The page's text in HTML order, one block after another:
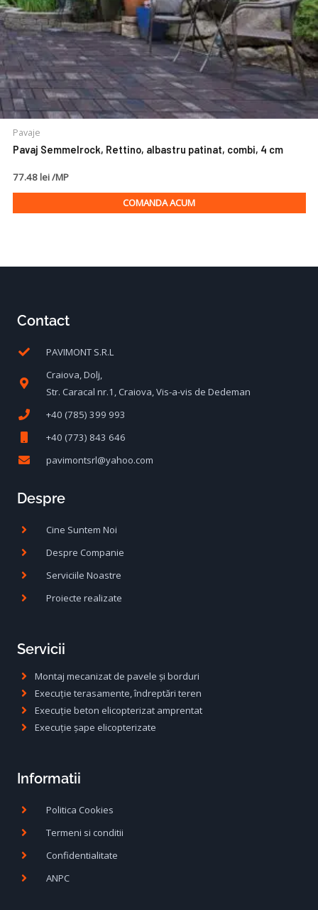
Pavaje
Pavaj Semmelrock, Rettino, albastru patinat, combi, 4 cm
77.48 lei /MP
COMANDA ACUM
Contact
PAVIMONT S.R.L
Craiova, Dolj,
Str. Caracal nr.1, Craiova, Vis-a-vis de Dedeman
+40 (785) 399 993
+40 (773) 843 646
pavimontsrl@yahoo.com
Despre
Cine Suntem Noi
Despre Companie
Serviciile Noastre
Proiecte realizate
Servicii
Montaj mecanizat de pavele și borduri
Execuție terasamente, îndreptări teren
Execuție beton elicopterizat amprentat
Execuție șape elicopterizate
Informatii
Politica Cookies
Termeni si conditii
Confidentialitate
ANPC